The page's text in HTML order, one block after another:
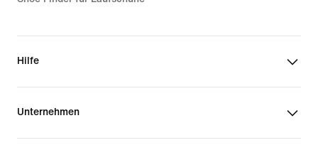
Hilfe
Unternehmen